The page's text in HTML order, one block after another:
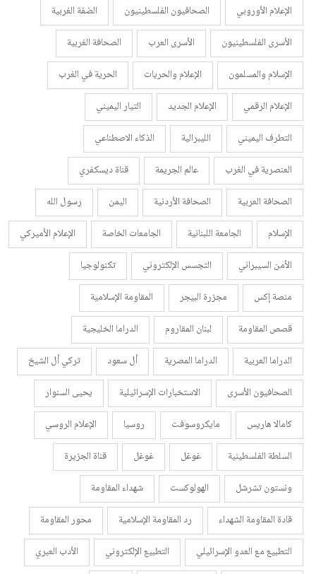
الإعلام الأوروبي الصحافيون الفلسطينيون
الضفة الغربية
الأسرى الفلسطينيون
الأسرى العرب
الصحافة الغربية
الإسلام والمسلمون
الإعلام والحريات
الحرية في الغرب
الإعلام الرقمي
الإعلام الجديد
التيار اليميني
التطرف اليميني
الليبرالية
الذكاء الاصطناعي
العنصرية في الغرب
عالم الجريمة
قناة ديسكفري
الصحافة العربية
الصحافة الأردنية اليمن
رسول الله
الإسلام
الجامعة اللبنانية الجامعات الخاصة
الإعلام الأميركي
الأمن السيبراني
التجسس الإلكتروني
تكنولوجيا
منصة إكس
مجزرة البيجر
المقاومة الإسلامية
قصص المقاومة
لبنان المقاروم
الدراما الخليجية
الدراما العربية
الدراما المصرية أل سعود
تركي أل الشيخ
الصحافيون الأسرى
الاستخبارات الإسرائيلية
يحيى السنوار
كامالا هاريس
مايكروسوفت روسيا
الإعلام الروسي
السلطة الفلسطينية
غوغل غوغل
قناة الجزيرة
ونستون تشرشل
الهولوكست
شهداء المقاومة
قادة المقاومة الشهداء
رد المقاومة الإسلامية
محور المقاومة
التطبيع مع العدو الإسرائيلي
التطبيع الإلكتروني
الأدب العبري